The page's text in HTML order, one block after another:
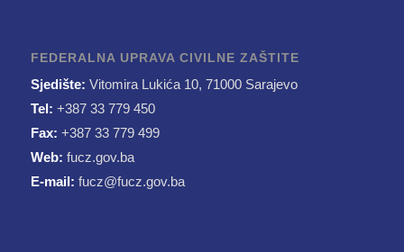
FEDERALNA UPRAVA CIVILNE ZAŠTITE
Sjedište: Vitomira Lukića 10, 71000 Sarajevo
Tel: +387 33 779 450
Fax: +387 33 779 499
Web: fucz.gov.ba
E-mail: fucz@fucz.gov.ba